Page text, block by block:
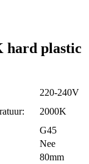
hard plastic
220-240V
2000K
G45
Nee
80mm